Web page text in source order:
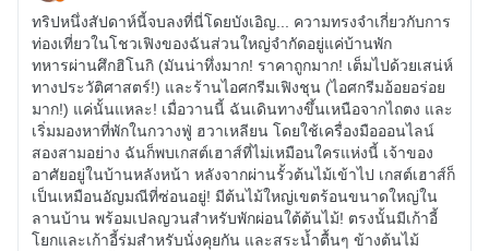
ทริปหนึ่งสัปดาห์นี้จบลงที่นี่โดยบังเอิญ... ความทรงจำเกี่ยวกับการ
ท่องเที่ยวในโชวเฟิงของฉันส่วนใหญ่จำกัดอยู่แค่บ้านพัก
ทหารผ่านศึกฮิโนกิ (มันน่าทึ่งมาก! ราคาถูกมาก! เต็มไปด้วยเสน่ห์
ทางประวัติศาสตร์!) และร้านไอศกรีมเฟิงชุน (ไอศกรีมอ้อยอร่อย
มาก!) แค่นั้นแหละ! เมื่อวานนี้ ฉันเดินทางขึ้นเหนือจากไถตง และ
เริ่มมองหาที่พักในกวางฟู่ ฮวาเหลียน โดยใช้เครื่องมือออนไลน์
สองสามอย่าง ฉันก็พบเกสต์เฮาส์ที่ไม่เหมือนใครแห่งนี้ เจ้าของ
อาศัยอยู่ในบ้านหลังหน้า หลังจากผ่านรั้วต้นไม้เข้าไป เกสต์เฮาส์ก็
เป็นเหมือนอัญมณีที่ซ่อนอยู่! มีต้นไม้ใหญ่เขตร้อนขนาดใหญ่ใน
ลานบ้าน พร้อมเปลญวนสำหรับพักผ่อนใต้ต้นไม้! ตรงนั้นมีเก้าอี้
โยกและเก้าอี้ร่มสำหรับนั่งคุยกัน และสระน้ำตื้นๆ ข้างต้นไม้